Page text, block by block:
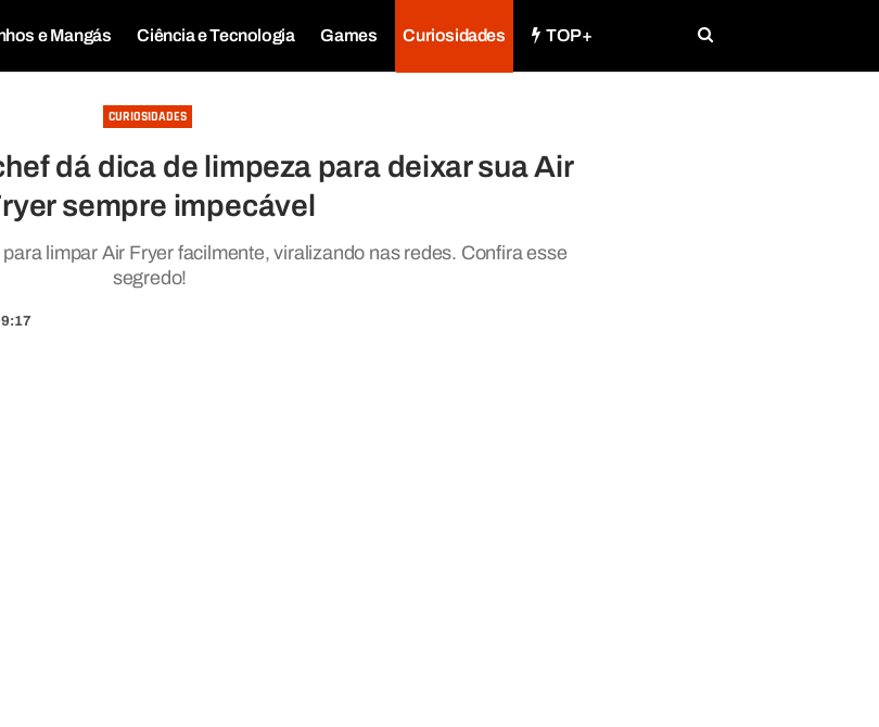
e Mangás Ciência e Tecnologia Games Curiosidades TOP+
CURIOSIDADES
dá dica de limpeza para deixar sua Air
sempre impecável
limpar Air Fryer facilmente, viralizando nas redes. Confira esse
segredo!